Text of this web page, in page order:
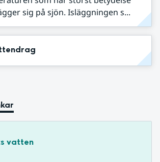
sig på sjön. Isläggningen s...
vatten